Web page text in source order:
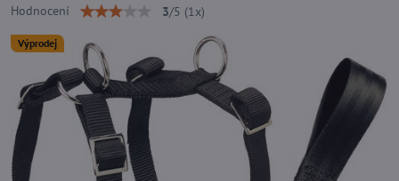
Výprodej
Hodnocení 3/5 (1 x)